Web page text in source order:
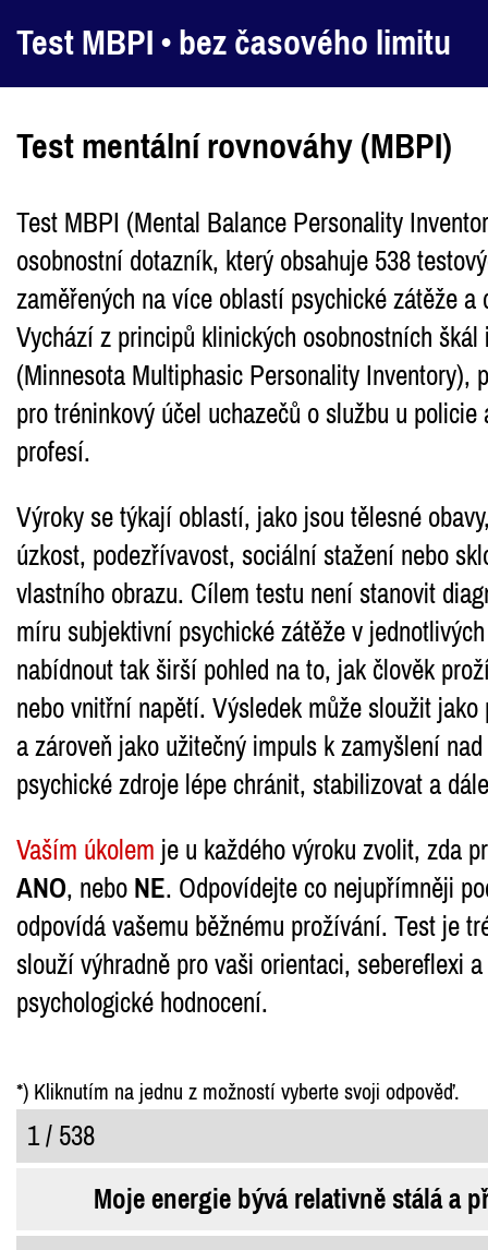
Test MBPI • bez časového limitu
Test mentální rovnováhy (MBPI)
Test MBPI (Mental Balance Personality
osobnostní dotazník, který obsahuje 538
zaměřených na více oblastí psychické zátěže a
Vychází z principů klinických osobnostních škál
(Minnesota Multiphasic Personality Inventory),
pro tréninkový účel uchazečů o službu u policie
profesí.
Výroky se týkají oblastí, jako jsou tělesné
úzkost, podezřívavost, sociální stažení nebo
vlastního obrazu. Cílem testu není stanovit
míru subjektivní psychické zátěže v
nabídnout tak širší pohled na to, jak člověk
nebo vnitřní napětí. Výsledek může sloužit jako
a zároveň jako užitečný impuls k zamyšlení
psychické zdroje lépe chránit, stabilizovat a
Vaším úkolem je u každého výroku zvolit, zda
ANO, nebo NE. Odpovídejte co nejupřímněji
odpovídá vašemu běžnému prožívání. Test je
slouží výhradně pro vaši orientaci, sebereflexi
psychologické hodnocení.
*) Kliknutím na jednu z možností vyberte svoji odpověď.
1 / 538
Moje energie bývá relativně stálá a